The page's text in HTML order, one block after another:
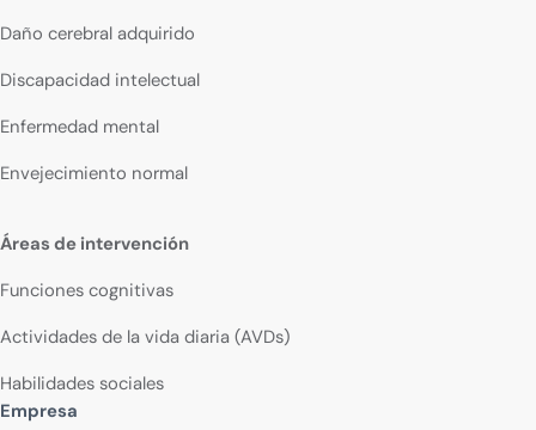
Daño cerebral adquirido
Discapacidad intelectual
Enfermedad mental
Envejecimiento normal
Áreas de intervención
Funciones cognitivas
Actividades de la vida diaria (AVDs)
Habilidades sociales
Empresa